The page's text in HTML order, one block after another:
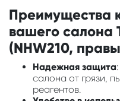
Преимущества
вашего салона
(NHW210,
Надежная защита
салона от грязи,
реагентов.